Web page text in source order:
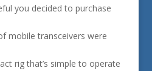
you decided to purchase
mobile transceivers were
rig that’s simple to operate